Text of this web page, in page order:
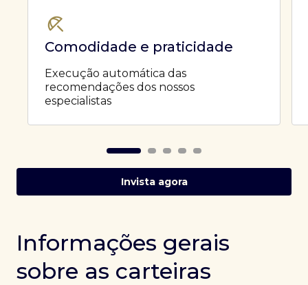
Comodidade e praticidade
Execução automática das
recomendações dos nossos
especialistas
Invista agora
Informações gerais
sobre as carteiras